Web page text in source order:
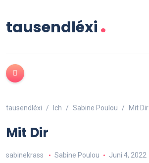
tausendléxi.
tausendléxi Ich Sabine Poulou Mit Dir
Mit Dir
sabinekrass Sabine Poulou Juni 4, 2022